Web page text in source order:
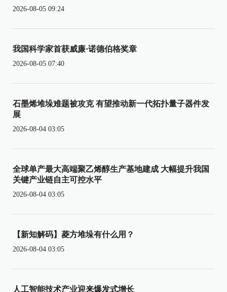
2026-08-05 09:24
我国科学家首获威廉·诺德伯格奖章
2026-08-05 07:40
石墨烯堆垛难题被攻克 有望推动新一代拓扑量子器件发
展
2026-08-04 03:05
全球单产最大高端聚乙烯醇生产基地建成 大幅提升我国
关键产业链自主可控水平
2026-08-04 03:05
【新知解码】菱方堆垛有什么用？
2026-08-04 03:05
人工智能技术产业迎来爆发式增长